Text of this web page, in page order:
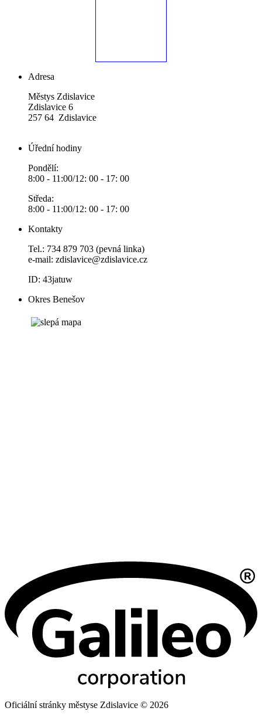
Adresa
Městys Zdislavice
Zdislavice 6
257 64 Zdislavice
Úřední hodiny
Pondělí:
8:00 - 11:00/12: 00 - 17: 00
Středa:
8:00 - 11:00/12: 00 - 17: 00
Kontakty
Tel.: 734 879 703 (pevná linka)
e-mail: zdislavice@zdislavice.cz
ID: 43jatuw
Okres Benešov
Oficiální stránky městyse Zdislavice © 2026